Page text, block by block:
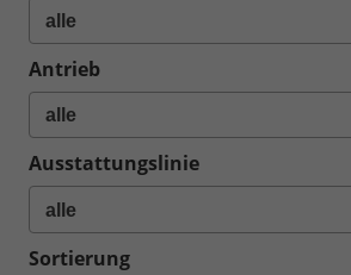
Antrieb
Ausstattungslinie
Sortierung